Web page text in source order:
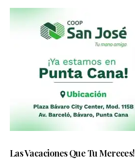
Las Vacaciones Que Tu Mereces!